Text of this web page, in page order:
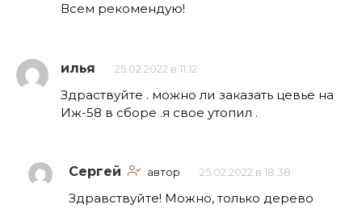
Всем рекомендую!
илья 25.02.2022 в 11:12
Здраствуйте . можно ли заказать цевье на
Иж-58 в сборе .я свое утопил .
Сергей автор 25.02.2022 в 18:38
Здравствуйте! Можно, только дерево